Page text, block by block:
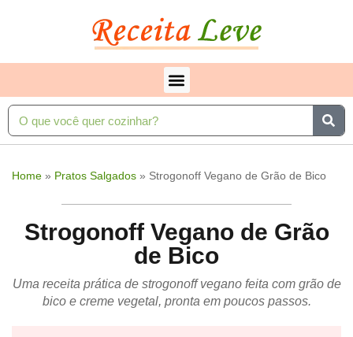
Home » Pratos Salgados » Strogonoff Vegano de Grão de Bico
Strogonoff Vegano de Grão
de Bico
Uma receita prática de strogonoff vegano feita com grão de
bico e creme vegetal, pronta em poucos passos.